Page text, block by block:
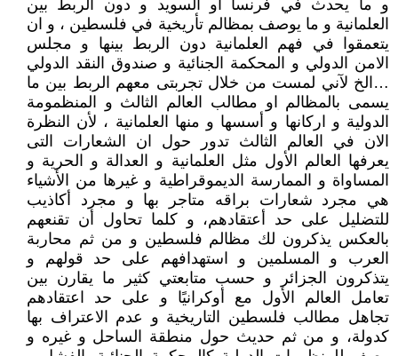
و ما يحدث في فرنسا او السويد و دون الربط بين
العلمانية و ما يوصف بمظالم تأريخية في فلسطين ، و ان
يتعمقوا في فهم العلمانية دون الربط بينها و مجلس
الامن الدولي و المحكمة الجنائية و صندوق النقد الدولي
…الخ لآني لمست من خلال تجربتى معهم الربط بين ما
يسمى بالمظالم او مطالب العالم الثالث و المنظمومة
الدولية و اركانها و أسسها و منها العلمانية ، لأن النظرة
الان في العالم الثالث تدور حول ان الشعارات التى
يعرفها العالم الأول مثل العلمانية و العدالة و الحرية و
المساواة و الممارسة الديموقراطية و غيرها من الأشياء
هي مجرد شعارات براقه متاجر بها و مجرد أكاذيب
للتضليل على حد أعتقادهم، و كلما تحاول أن تقنعهم
بالعكس يذكرون لك مظالم فلسطين و من ثم محاربة
العرب و المسلمين و استهدافهم على حد قولهم و
يتذكرون الجزائر و حسب متابعتي كثير ما يقارن بين
تعامل العالم الأول مع أوكرانيًا و على حد اعتقادهم
تجاهل مطالب فلسطين التاريخية و عدم الاعتراف بها
كدولة، و من ثم حديث حول منطقة الساحل و غيره و